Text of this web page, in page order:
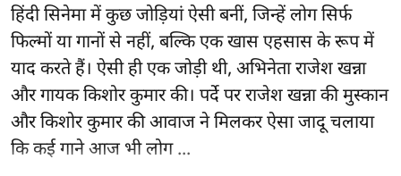
हिंदी सिनेमा में कुछ जोड़ियां ऐसी बनीं, जिन्हें लोग सिर्फ
फिल्मों या गानों से नहीं, बल्कि एक खास एहसास के रूप में
याद करते हैं। ऐसी ही एक जोड़ी थी, अभिनेता राजेश खन्ना
और गायक किशोर कुमार की। पर्दे पर राजेश खन्ना की मुस्कान
और किशोर कुमार कीआवाजने मिलकर ऐसा जादू चलाया
कि कई गाने आज भी लोग ...